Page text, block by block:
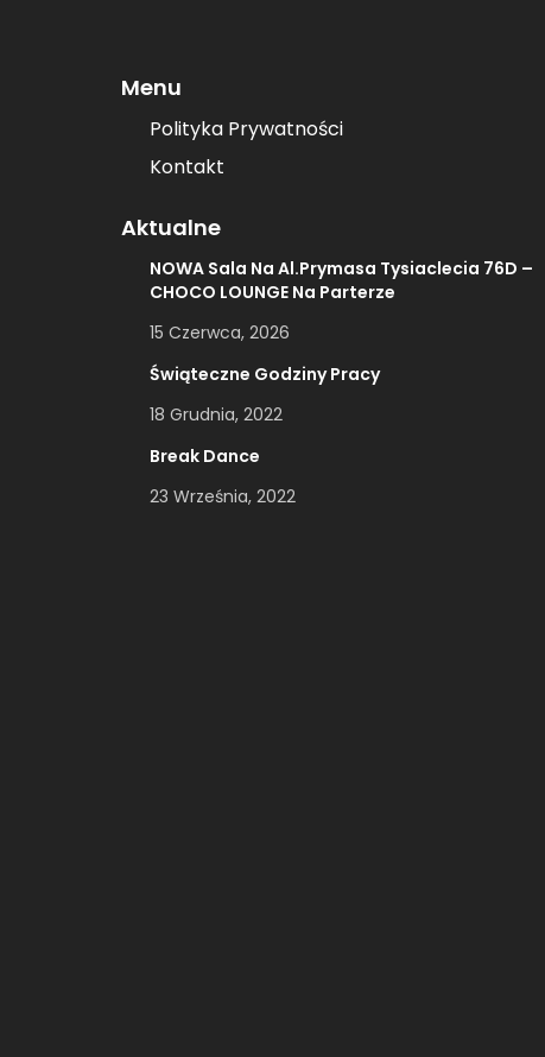
Menu
Polityka Prywatności
Kontakt
Aktualne
NOWA Sala Na Al.Prymasa Tysiaclecia 76D –
CHOCO LOUNGE Na Parterze
15 Czerwca, 2026
Świąteczne Godziny Pracy
18 Grudnia, 2022
Break Dance
23 Września, 2022